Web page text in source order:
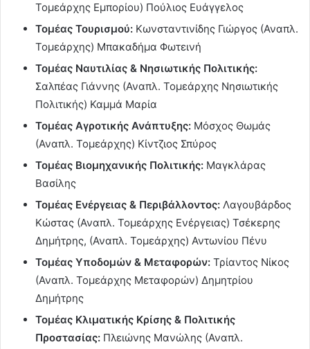
Τομεάρχης Εμπορίου) Πούλιος Ευάγγελος
Τομέας Τουρισμού: Κωνσταντινίδης Γιώργος (Αναπλ.
Τομεάρχης) Μπακαδήμα Φωτεινή
Τομέας Ναυτιλίας & Νησιωτικής Πολιτικής:
Σαλπέας Γιάννης (Αναπλ. Τομεάρχης Νησιωτικής
Πολιτικής) Καμμά Μαρία
Τομέας Αγροτικής Ανάπτυξης: Μόσχος Θωμάς
(Αναπλ. Τομεάρχης) Κίντζιος Σπύρος
Τομέας Βιομηχανικής Πολιτικής: Μαγκλάρας
Βασίλης
Τομέας Ενέργειας & Περιβάλλοντος: Λαγουβάρδος
Κώστας (Αναπλ. Τομεάρχης Ενέργειας) Τσέκερης
Δημήτρης, (Αναπλ. Τομεάρχης) Αντωνίου Πένυ
Τομέας Υποδομών & Μεταφορών: Τρίαντος Νίκος
(Αναπλ. Τομεάρχης Μεταφορών) Δημητρίου
Δημήτρης
Τομέας Κλιματικής Κρίσης & Πολιτικής
Προστασίας: Πλειώνης Μανώλης (Αναπλ.